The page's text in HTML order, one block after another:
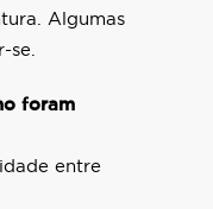
Algumas
se.
foram
entre